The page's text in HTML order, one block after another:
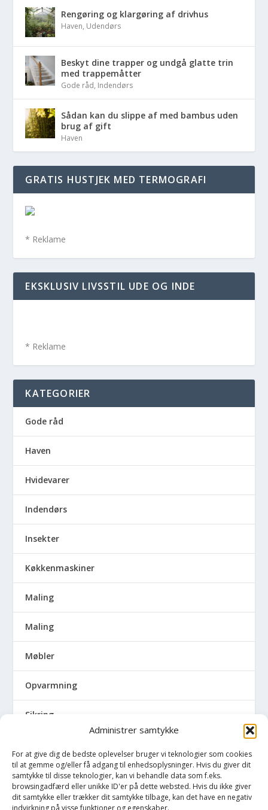
Administrer samtykke
For at give dig de bedste oplevelser bruger vi teknologier som cookies
til at gemme og/eller få adgang til enhedsoplysninger. Hvis du giver dit
samtykke til disse teknologier, kan vi behandle data som f.eks.
browsingadfærd eller unikke ID'er på dette websted. Hvis du ikke giver
dit samtykke eller trækker dit samtykke tilbage, kan det have en negativ
Rengøring og klargøring af drivhus
Haven, Udendørs
Beskyt dine trapper og undgå glatte trin
med trappemåtter
Gode råd, Indendørs
Sådan kan du slippe af med bambus uden
brug af gift
Haven
GRATIS HUSTJEK MED TERMOGRAFI
* Reklame
EKSKLUSIV LIVSSTIL UDE OG INDE
* Reklame
KATEGORIER
Gode råd
Haven
Hvidevarer
Indendørs
Insekter
Køkkenmaskiner
Maling
Maling
Møbler
Opvarmning
Sikring
Udendørs
Udvalgte artikler